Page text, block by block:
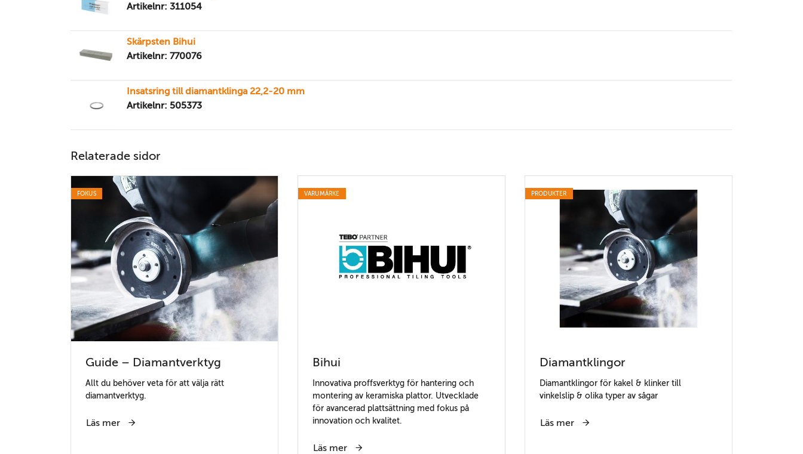
Artikelnr: 311054
Skärpsten Bihui
Artikelnr: 770076
Insatsring till diamantklinga 22,2-20 mm
Artikelnr: 505373
Relaterade sidor
FOKUS
Guide – Diamantverktyg
Allt du behöver veta för att välja rätt
diamantverktyg.
Läs mer
VARUMÄRKE
Bihui
Innovativa proffsverktyg för hantering och
montering av keramiska plattor. Utvecklade
för avancerad plattsättning med fokus på
innovation och kvalitet.
Läs mer
PRODUKTER
Diamantklingor
Diamantklingor för kakel & klinker till
vinkelslip & olika typer av sågar
Läs mer